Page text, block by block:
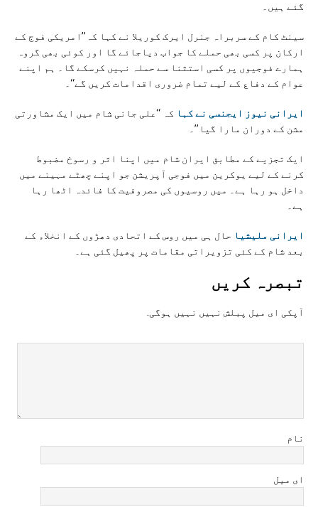
گئے ہیں۔
سینٹ کام کے سربراہ جنرل ایرک کوریلا نے کہا کہ’’امریکی فوج کے
ارکان پر کسی بھی حملے کا جواب دیاجائے گا اور کوئی بھی گروہ
ہمارے فوجیوں پر کسی استثنا سے حملہ نہیں کرسکے گا۔ ہم اپنے
عوام کے دفاع کے لیے تمام ضروری اقدامات کریں گے‘‘۔
ایرانی نيوز ایجنسی نے کہا کہ “علی جانی شام میں ایک مشاورتی
مشن کے دوران مارا گیا”۔
ایک تجزیے کے مطابق ایران شام میں اپنا اثر و رسوخ مضبوط
کرنے کے لیے یوکرین میں فوجی آپریشن جو اپنے چھٹے مہینے میں
داخل ہو رہا ہے۔ میں روسیوں کی مصروفیت کا فائدہ اٹھا رہا
ہے۔
ایرانی ملیشیا حال ہی میں روس کے اتحادی دھڑوں کے انخلاء کے
بعد شام کے کئی تزویراتی مقامات پر پھیل گئی ہے۔
تبصرہ کريں
آپکی ای ميل پبلش نہيں نہيں ہوگی.
نام
ای میل